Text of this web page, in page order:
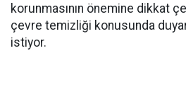
korunmasının önemine dikkat
çevre temizliği konusunda
istiyor.